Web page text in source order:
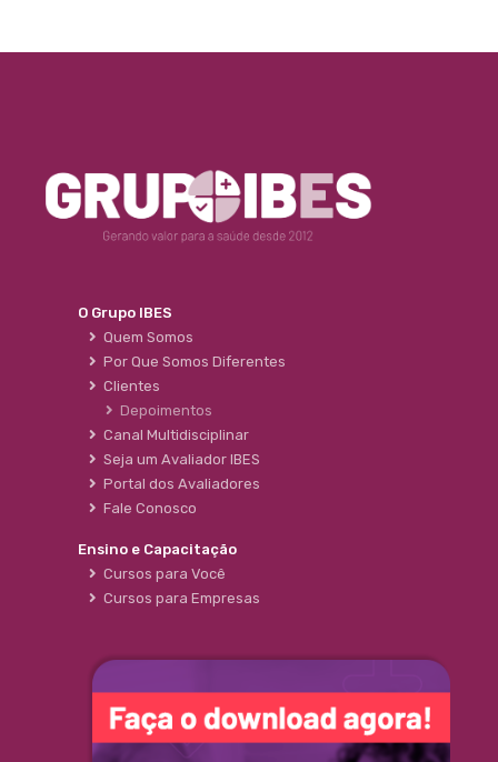
O Grupo IBES
Quem Somos
Por Que Somos Diferentes
Clientes
Depoimentos
Canal Multidisciplinar
Seja um Avaliador IBES
Portal dos Avaliadores
Fale Conosco
Ensino e Capacitação
Cursos para Você
Cursos para Empresas